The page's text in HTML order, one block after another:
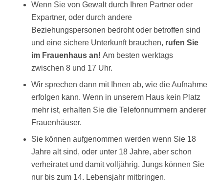
Wenn Sie von Gewalt durch Ihren Partner oder
Expartner, oder durch andere
Beziehungspersonen bedroht oder betroffen sind
und eine sichere Unterkunft brauchen, rufen Sie
im Frauenhaus an! Am besten werktags
zwischen 8 und 17 Uhr.
Wir sprechen dann mit Ihnen ab, wie die Aufnahme
erfolgen kann. Wenn in unserem Haus kein Platz
mehr ist, erhalten Sie die Telefonnummern anderer
Frauenhäuser.
Sie können aufgenommen werden wenn Sie 18
Jahre alt sind, oder unter 18 Jahre, aber schon
verheiratet und damit volljährig. Jungs können Sie
nur bis zum 14. Lebensjahr mitbringen.